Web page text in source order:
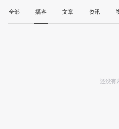
全部 播客 文章 资讯
还没有